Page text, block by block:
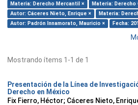
Materia: Derecho Mercantil ×
Materia: Derecho
Autor: Cáceres Nieto, Enrique ×
Materia:
Autor: Padrón Innamorato, Mauricio ×
Fecha:
Mostrando ítems 1-1 de 1
Presentación de la Línea de
Derecho en México
Fix Fierro, Héctor; Cáceres Nieto,